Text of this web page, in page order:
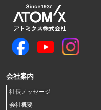
会社案内
社長メッセージ
会社概要